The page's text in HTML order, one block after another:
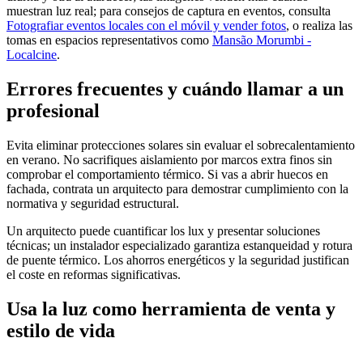
muestran luz real; para consejos de captura en eventos, consulta
Fotografiar eventos locales con el móvil y vender fotos, o realiza las
tomas en espacios representativos como Mansão Morumbi -
Localcine.
Errores frecuentes y cuándo llamar a un
profesional
Evita eliminar protecciones solares sin evaluar el sobrecalentamiento
en verano. No sacrifiques aislamiento por marcos extra finos sin
comprobar el comportamiento térmico. Si vas a abrir huecos en
fachada, contrata un arquitecto para demostrar cumplimiento con la
normativa y seguridad estructural.
Un arquitecto puede cuantificar los lux y presentar soluciones
técnicas; un instalador especializado garantiza estanqueidad y rotura
de puente térmico. Los ahorros energéticos y la seguridad justifican
el coste en reformas significativas.
Usa la luz como herramienta de venta y
estilo de vida